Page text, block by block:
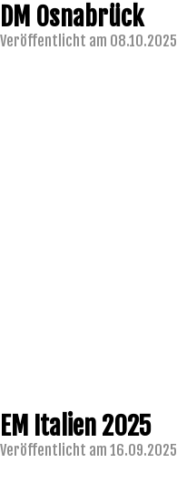
DM Osnabrück
Veröffentlicht am 08.10.2025
EM Italien 2025
Veröffentlicht am 16.09.2025